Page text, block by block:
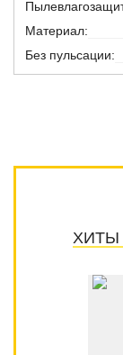
Материал:
Без пульсации: